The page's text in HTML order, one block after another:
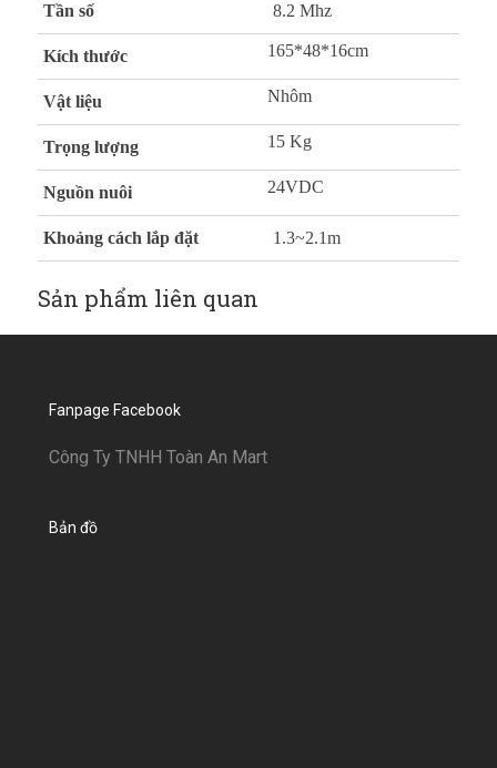
Tần số 8.2 Mhz
Kích thước 165*48*16cm
Vật liệu Nhôm
Trọng lượng 15 Kg
Nguồn nuôi 24VDC
Khoảng cách lắp đặt 1.3~2.1m
Sản phẩm liên quan
Fanpage Facebook
Công Ty TNHH Toàn An Mart
Bản đồ